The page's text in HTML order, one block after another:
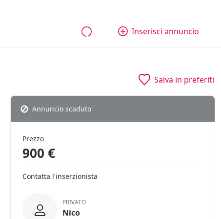
Inserisci annuncio
Salva in preferiti
Annuncio scaduto
Prezzo
900 €
Contatta l'inserzionista
PRIVATO
Nico